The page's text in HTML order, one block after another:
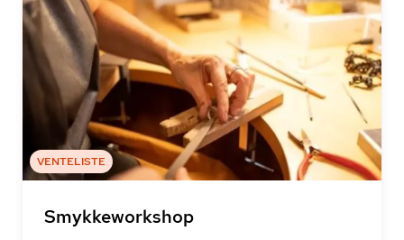
VENTELISTE
Smykkeworkshop